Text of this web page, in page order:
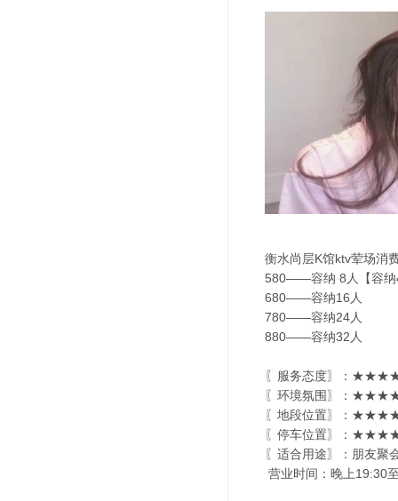
衡水尚层K馆ktv荤场消
580——容纳 8人【容纳
680——容纳16人
780——容纳24人
880——容纳32人
〖服务态度〗：
〖环境氛围〗：
〖地段位置〗：
〖停车位置〗：
〖适合用途〗：朋友聚
营业时间：晚上19:30